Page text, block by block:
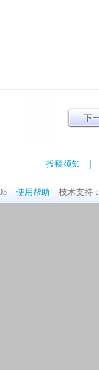
投稿须知
使用帮助 技术支持